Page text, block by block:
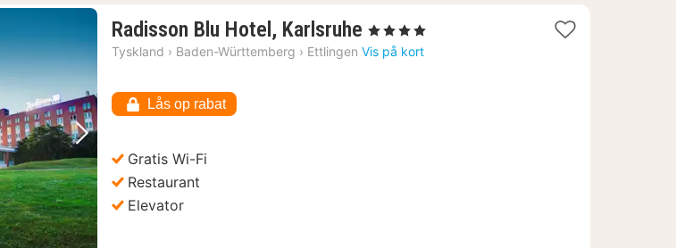
Næste billede
Radisson Blu Hotel, Karlsruhe 1
nat
, 4 Stjerner
Tyskland › Baden-Württemberg › Ettlingen Vis på kort
Lås op rabat
Gratis Wi-Fi
Restaurant
Elevator